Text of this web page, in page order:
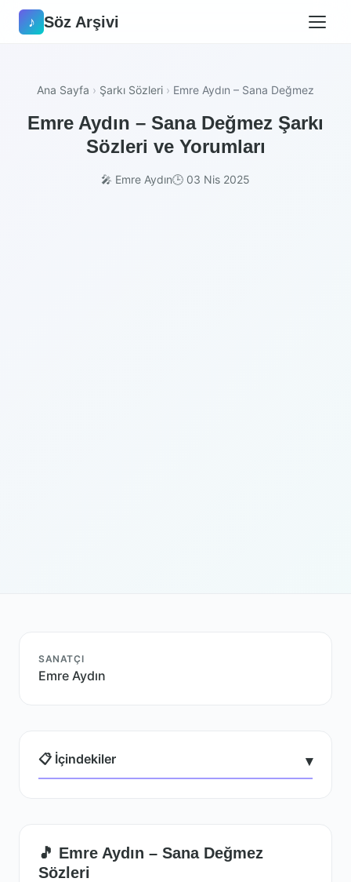
♪ Söz Arşivi
Ana Sayfa › Şarkı Sözleri › Emre Aydın – Sana Değmez
Emre Aydın – Sana Değmez Şarkı
Sözleri ve Yorumları
🎤 Emre Aydın🕒 03 Nis 2025
SANATÇI
Emre Aydın
📋 İçindekiler ▾
🎵 Emre Aydın – Sana Değmez
Sözleri